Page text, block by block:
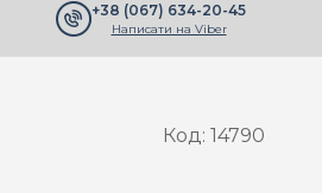
+38 (067) 634-20-45
Написати на Viber
Код: 14790